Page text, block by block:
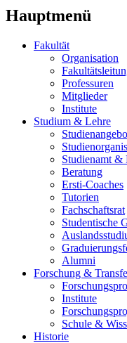
Hauptmenü
Fakultät
Organisation
Professuren
Mitglieder
Institute
Studium & Lehre
Studienamt &
Beratung
Ersti-Coaches
Tutorien
Fachschaftsrat
Studentische
Alumni
Forschung &
Institute
Schule &
Historie